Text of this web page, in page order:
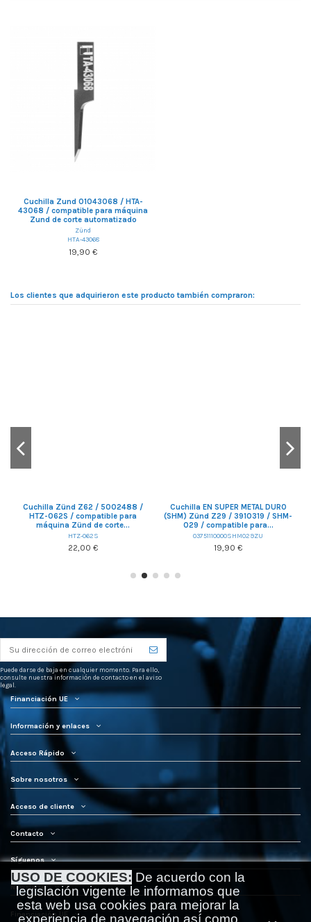
Cuchilla Zund 01043068 / HTA-
43068 / compatible para máquina
Zund de corte automatizado
Zünd
HTA-43068
19,90 €
Los clientes que adquirieron este producto también compraron:
Cuchilla Zünd Z62 / 5002488 /
HTZ-062S / compatible para
máquina Zünd de corte...
HTZ-062S
22,00 €
Cuchilla EN SUPER METAL DURO
(SHM) Zünd Z29 / 3910319 / SHM-
029 / compatible para...
03751110000SHM029ZU
19,90 €
Puede darse de baja en cualquier momento. Para ello,
consulte nuestra información de contacto en el aviso
legal.
Financiación UE
Información y enlaces
Acceso Rápido
Sobre nosotros
Acceso de cliente
Contacto
USO DE COOKIES: De acuerdo con la
legislación vigente le informamos que
esta web usa cookies para mejorar la
experiencia de navegación así como
Síguenos
Newsletter
Financiación UE